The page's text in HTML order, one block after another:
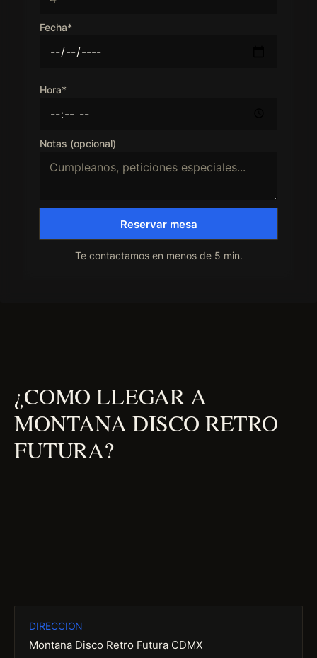
Fecha*
Hora*
Notas (opcional)
Reservar mesa
Te contactamos en menos de 5 min.
¿COMO LLEGAR A
MONTANA DISCO RETRO
FUTURA?
DIRECCION
Montana Disco Retro Futura CDMX